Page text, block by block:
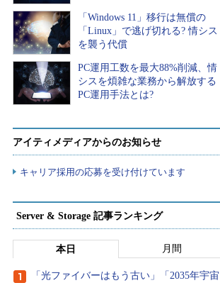
「Windows 11」移行は無償の
「Linux」で逃げ切れる? 情シス
を襲う代償
PC運用工数を最大88%削減、情
シスを煩雑な業務から解放する
PC運用手法とは?
アイティメディアからのお知らせ
キャリア採用の応募を受け付けています
Server & Storage 記事ランキング
本日 月間
「光ファイバーはもう古い」「2035年宇宙